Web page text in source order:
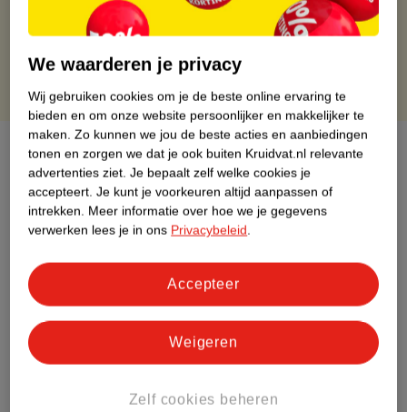
Gratis retourneren via verkooppartner.
Gratis punten met je Kruidvat kaart
Over dit product
Productinformatie
Nature Impact Score
Impact Score.
Meer informatie
We waarderen je privacy
Wij gebruiken cookies om je de beste online ervaring te
bieden en om onze website persoonlijker en makkelijker te
maken. Zo kunnen we jou de beste acties en aanbiedingen
tonen en zorgen we dat je ook buiten Kruidvat.nl relevante
advertenties ziet. Je bepaalt zelf welke cookies je
accepteert. Je kunt je voorkeuren altijd aanpassen of
intrekken. Meer informatie over hoe we je gegevens
verwerken lees je in ons Privacybeleid.
Zelf cookies beheren
Weigeren
Accepteer